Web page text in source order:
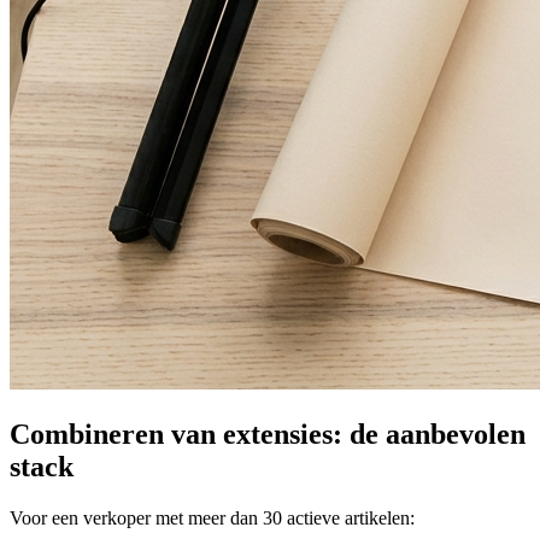
Combineren van extensies: de aanbevolen
stack
Voor een verkoper met meer dan 30 actieve artikelen: